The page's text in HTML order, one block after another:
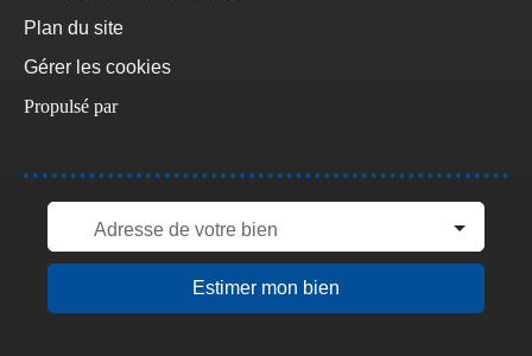
Plan du site
Gérer les cookies
Propulsé par
Adresse de votre bien
Estimer mon bien